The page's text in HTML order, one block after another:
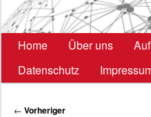
Hauptmenü
Home Über uns
Datenschutz
Beitragsnavigation
← Vorheriger